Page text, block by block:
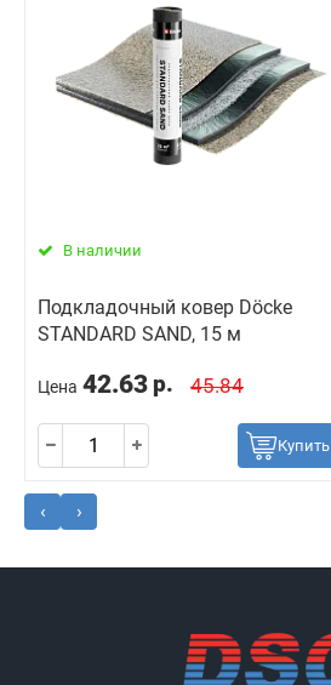
В наличии
Подкладочный ковер Dӧcke
STANDARD SAND, 15 м
Цена 42.63 р. 45.84
Купить
‹ ›